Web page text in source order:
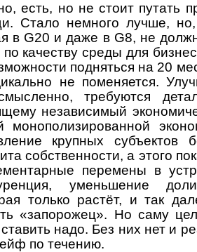
есть, но не стоит путать
Стало немного лучше,
в G20 и даже в G8, не
по качеству среды для
подняться на 20
не поменяется.
требуются
независимый
монополизированной
крупных субъектов
собственности, а этого
перемены в
уменьшение
только растёт, и так
«запорожец». Но саму
надо. Без них нет и
по течению.